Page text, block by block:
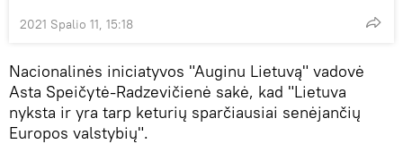
2021 Spalio 11, 15:18
Nacionalinės iniciatyvos "Auginu Lietuvą" vadovė
Asta Speičytė-Radzevičienė sakė, kad "Lietuva
nyksta ir yra tarp keturių sparčiausiai senėjančių
Europos valstybių".